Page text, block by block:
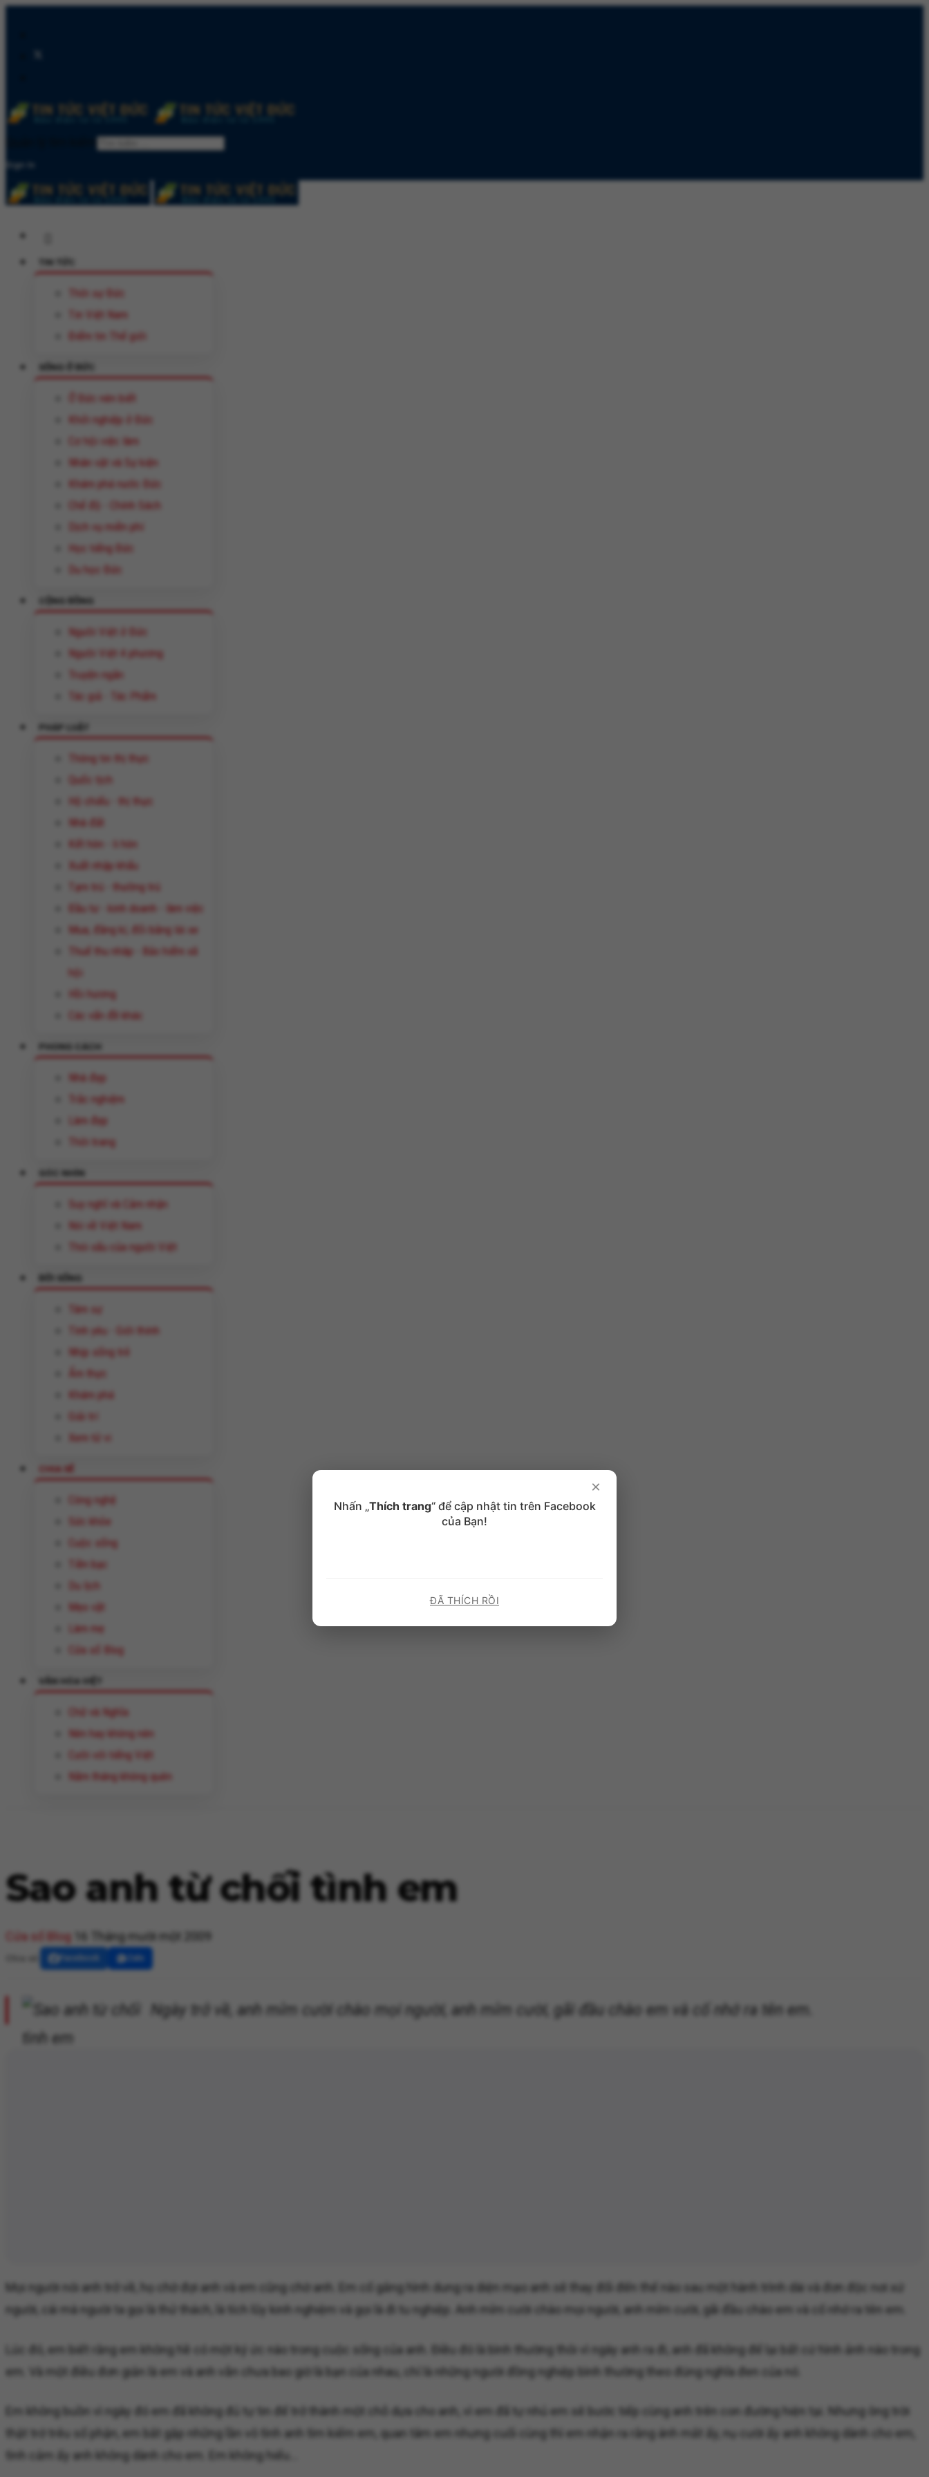
Sign In
TIN TỨC
Thời sự Đức
Tin Việt Nam
Điểm tin Thế giới
SỐNG Ở ĐỨC
Ở Đức nên biết
Khởi nghiệp ở Đức
Cơ hội việc làm
Nhân vật và Sự kiện
Khám phá nước Đức
Chế độ - Chính Sách
Dịch vụ miễn phí
Học tiếng Đức
Du học Đức
CỘNG ĐỒNG
Người Việt ở Đức
Người Việt 4 phương
Truyện ngắn
Tác giả - Tác Phẩm
Thông tin thị thực
Quốc tịch
Hộ chiếu - thị thực
Nhà đất
Kết hôn - li hôn
Xuất nhập khẩu
Tạm trú - thường trú
Đầu tư - kinh doanh - làm việc
Mua, đăng kí, đổi bằng lái xe
Thuế thu nhâp - Bảo hiểm xã
hội
Hồi hương
Các vấn đề khác
PHONG CÁCH
Nhà đẹp
Trắc nghiệm
Làm đẹp
Thời trang
GÓC NHÌN
Suy nghĩ và Cảm nhận
Nói về Việt Nam
Thói xấu của người Việt
ĐỜI SỐNG
Tâm sự
Tình yêu - Giới thính
Nhịp sống trẻ
Ẩm thực
Khám phá
Giải trí
Xem tử vi
CHIA SẺ
Công nghệ
Sức khỏe
Cuộc sống
Tiền bạc
Du lịch
Mẹo vặt
Làm mẹ
Cửa sổ Blog
VĂN HÓA VIỆT
Chữ và Nghĩa
Nên hay không nên
Cười với tiếng Việt
Năm tháng không quên
Sao anh từ chối tình em
Cửa sổ Blog 16 Tháng mười một 2009
Ngày trở về, anh mỉm cười chào mọi người, anh mỉm cười, gãi đầu chào em và cố nhớ ra tên em.
Mọi người nói anh trở về, họ chờ đợi anh và em cũng chờ anh. Em cố gắng hình dung ra diện mạo anh sẽ thay đổi đến thế nào sau một hành trình dài và đơn độc nơi xứ
người, cái mà người ta gọi là thử thách, là tích lũy kinh nghiệm và gọi là đi tu nghiệp. Anh mỉm cười chào mọi người, anh mỉm cười, gãi đầu chào em và cố nhớ ra tên em.
Lúc đó, em biết rằng em không hề có một ký ức nào trong cuộc sống của anh. Điều đó là bình thường thôi vì ngày anh ra đi, anh đã không để lại bất cứ hình ảnh nào trong
em. Và một điều đơn giản là em và anh vẫn chưa bao giờ là bạn của nhau, chỉ là những người đồng nghiệp bình thường theo đúng nghĩa đen của nó.
Em không buồn vì ngày đó em đã không đủ tự tin để trở thành một chỗ dựa cho anh, vì em đã tự nhủ em sẽ bước tiếp cùng anh trên con đường hiện tại. Nhưng ông trời
thật trớ trêu số phận, em bắt gặp những lần vô tình anh tìm kiếm em, quan tâm em nhưng cuối cùng thì em nhận ra rằng ánh mắt ấy, nụ cười ấy anh không dành cho em,
tình cảm ấy anh không dành cho em. Em không hiểu…
×
Nhấn „Thích trang“ để cập nhật tin trên Facebook
của Bạn!
ĐÃ THÍCH RỒI